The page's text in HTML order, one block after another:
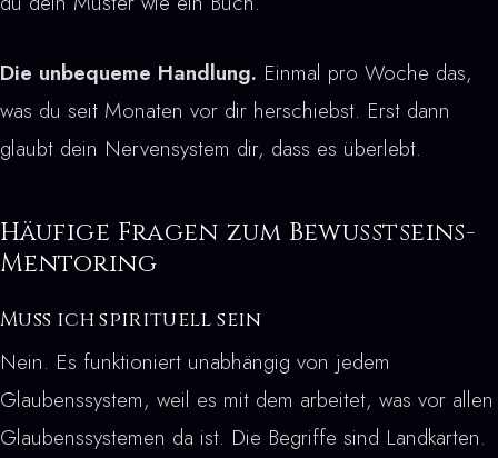
Die unbequeme Handlung. Einmal pro Woche das,
was du seit Monaten vor dir herschiebst. Erst dann
glaubt dein Nervensystem dir, dass es überlebt.
Häufige Fragen zum Bewusstseins-
Mentoring
Muss ich spirituell sein
Nein. Es funktioniert unabhängig von jedem
Glaubenssystem, weil es mit dem arbeitet, was vor allen
Glaubenssystemen da ist. Die Begriffe sind Landkarten.